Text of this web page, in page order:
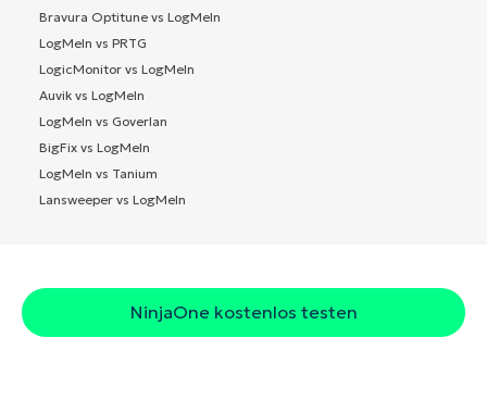
Bravura Optitune vs LogMeIn
LogMeIn vs PRTG
LogicMonitor vs LogMeIn
Auvik vs LogMeIn
LogMeIn vs Goverlan
BigFix vs LogMeIn
LogMeIn vs Tanium
Lansweeper vs LogMeIn
NinjaOne kostenlos testen